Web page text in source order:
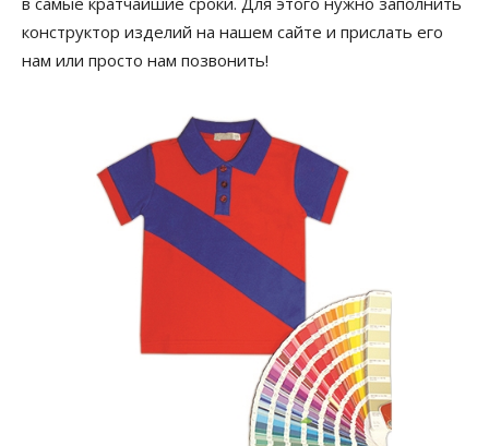
конструктор изделий на нашем сайте и прислать его
нам или просто нам позвонить!